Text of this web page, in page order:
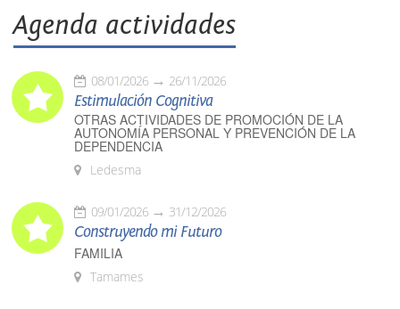
Agenda actividades
08/01/2026 26/11/2026
Estimulación Cognitiva
OTRAS ACTIVIDADES DE PROMOCIÓN DE LA
AUTONOMÍA PERSONAL Y PREVENCIÓN DE LA
DEPENDENCIA
Ledesma
09/01/2026 31/12/2026
Construyendo mi Futuro
FAMILIA
Tamames